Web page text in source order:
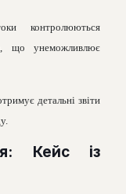
контролюються
що унеможливлює
детальні звіти
Кейс із